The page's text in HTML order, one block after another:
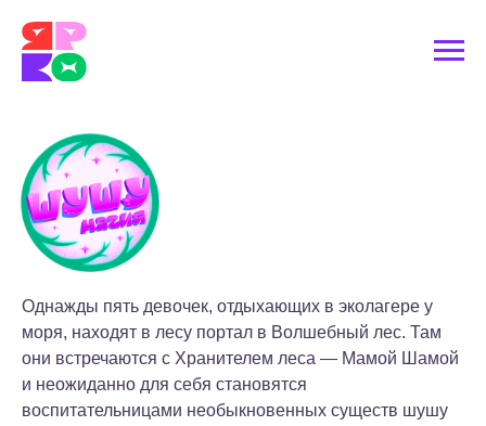
Однажды пять девочек, отдыхающих в эколагере у
моря, находят в лесу портал в Волшебный лес. Там
они встречаются с Хранителем леса — Мамой Шамой
и неожиданно для себя становятся
воспитательницами необыкновенных существ шушу